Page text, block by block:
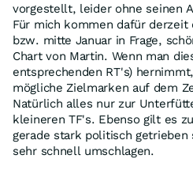
vorgestellt, leider ohne seinen
Für mich kommen dafür
bzw. mitte Januar in Frage,
Chart von Martin. Wenn man
entsprechenden RT's)
mögliche Zielmarken auf dem
Natürlich alles nur zur
kleineren TF's. Ebenso gilt es
gerade stark politisch getrieben
sehr schnell umschlagen.